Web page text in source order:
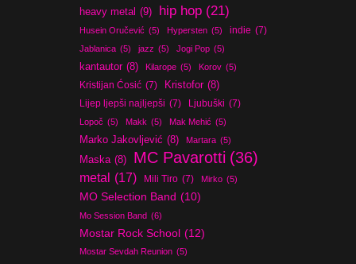
heavy metal (9) hip hop (21)
Husein Oručević (5) Hypersten (5) indie (7)
Jablanica (5) jazz (5) Jogi Pop (5)
kantautor (8) Kilarope (5) Korov (5)
Kristijan Ćosić (7) Kristofor (8)
Lijep ljepši najljepši (7) Ljubuški (7)
Lopoč (5) Makk (5) Mak Mehić (5)
Marko Jakovljević (8) Martara (5)
Maska (8) MC Pavarotti (36)
metal (17) Mili Tiro (7) Mirko (5)
MO Selection Band (10)
Mo Session Band (6)
Mostar Rock School (12)
Mostar Sevdah Reunion (5)